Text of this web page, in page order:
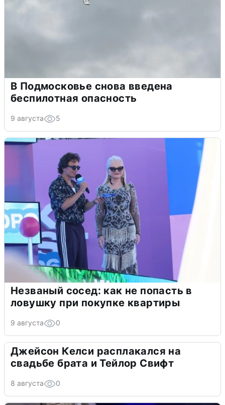
В Подмосковье снова введена
беспилотная опасность
9 августа 5
Незваный сосед: как не попасть в
ловушку при покупке квартиры
9 августа 0
Джейсон Келси расплакался на
свадьбе брата и Тейлор Свифт
8 августа 0